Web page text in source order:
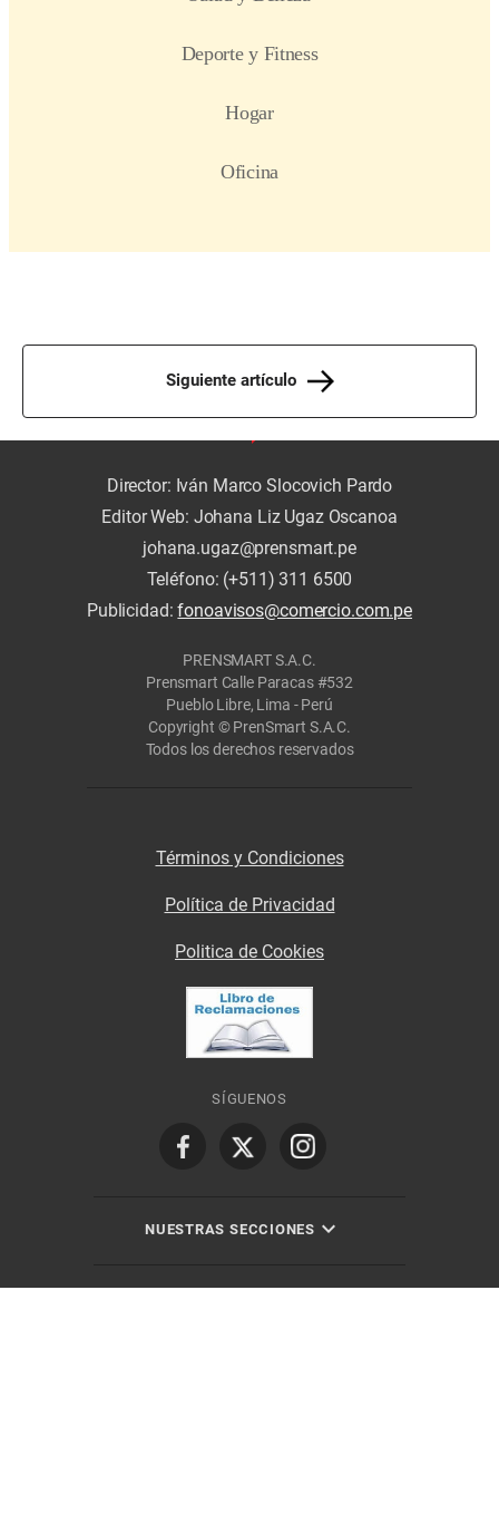
Siguiente artículo
Director: Iván Marco Slocovich Pardo
Editor Web: Johana Liz Ugaz Oscanoa
johana.ugaz@prensmart.pe
Teléfono: (+511) 311 6500
Publicidad:fonoavisos@comercio.com.pe
PRENSMART S.A.C.
Prensmart Calle Paracas #532
Pueblo Libre, Lima - Perú
Copyright © PrenSmart S.A.C.
Todos los derechos reservados
Términos y Condiciones
Política de Privacidad
Politica de Cookies
SÍGUENOS
NUESTRAS SECCIONES